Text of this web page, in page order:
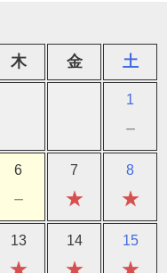
木 金 土
1
－
6
－
7
★
8
★
13 14 15